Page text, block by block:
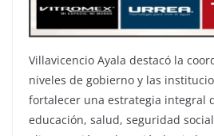
Villavicencio Ayala destacó la
niveles de gobierno y las
fortalecer una estrategia integral
educación, salud, seguridad